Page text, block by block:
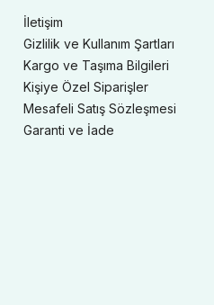
İletişim
Gizlilik ve Kullanım Şartları
Kargo ve Taşıma Bilgileri
Kişiye Özel Siparişler
Mesafeli Satış Sözleşmesi
Garanti ve İade